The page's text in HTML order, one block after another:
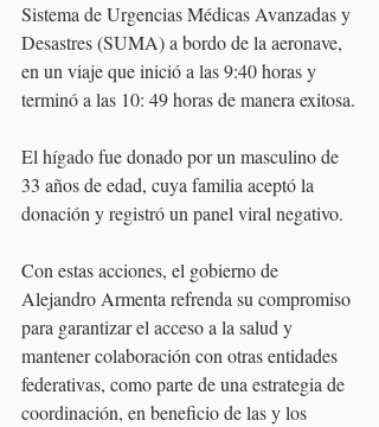
Sistema de Urgencias Médicas Avanzadas y
Desastres (SUMA) a bordo de la aeronave,
en un viaje que inició a las 9:40 horas y
terminó a las 10: 49 horas de manera exitosa.
El hígado fue donado por un masculino de
33 años de edad, cuya familia aceptó la
donación y registró un panel viral negativo.
Con estas acciones, el gobierno de
Alejandro Armenta refrenda su compromiso
para garantizar el acceso a la salud y
mantener colaboración con otras entidades
federativas, como parte de una estrategia de
coordinación, en beneficio de las y los